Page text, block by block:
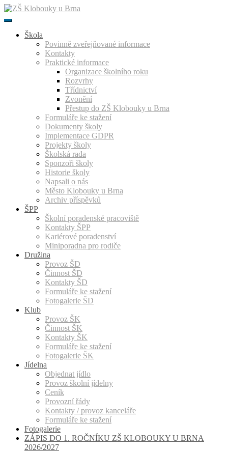
Přeskočit
k
Škola
Povinně zveřejňované informace
Kontakty
Praktické informace
Organizace školního roku
Rozvrhy
Třídnictví
Zvonění
Přestup do ZŠ Klobouky u Brna
Formuláře ke stažení
Dokumenty školy
Implementace GDPR
Projekty školy
Školská rada
Sponzoři školy
Historie školy
Napsali o nás
Město Klobouky u Brna
Archiv příspěvků
ŠPP
Školní poradenské pracoviště
Kontakty ŠPP
Kariérové poradenství
Miniporadna pro rodiče
Družina
Provoz ŠD
Činnost ŠD
Kontakty ŠD
Formuláře ke stažení
Fotogalerie ŠD
Klub
Provoz ŠK
Činnost ŠK
Kontakty ŠK
Formuláře ke stažení
Fotogalerie ŠK
Jídelna
Objednat jídlo
Provoz školní jídelny
Ceník
Provozní řády
Kontakty / provoz kanceláře
Formuláře ke stažení
Fotogalerie
ZÁPIS DO 1. ROČNÍKU ZŠ KLOBOUKY U BRNA
2026/2027